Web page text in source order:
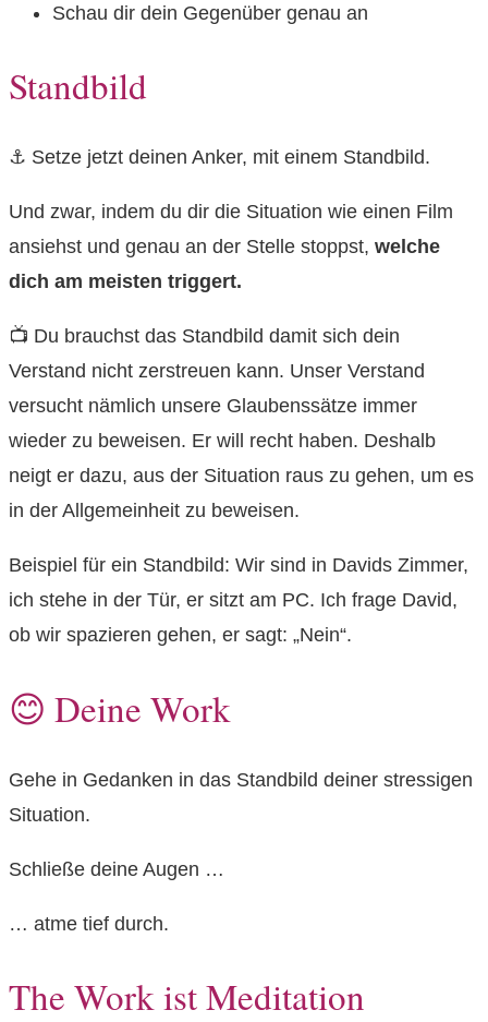
Schau dir dein Gegenüber genau an
Standbild
⚓️ Setze jetzt deinen Anker, mit einem Standbild.
Und zwar, indem du dir die Situation wie einen Film
ansiehst und genau an der Stelle stoppst, welche
dich am meisten triggert.
📺 Du brauchst das Standbild damit sich dein
Verstand nicht zerstreuen kann. Unser Verstand
versucht nämlich unsere Glaubenssätze immer
wieder zu beweisen. Er will recht haben. Deshalb
neigt er dazu, aus der Situation raus zu gehen, um es
in der Allgemeinheit zu beweisen.
Beispiel für ein Standbild: Wir sind in Davids Zimmer,
ich stehe in der Tür, er sitzt am PC. Ich frage David,
ob wir spazieren gehen, er sagt: „Nein“.
😊 Deine Work
Gehe in Gedanken in das Standbild deiner stressigen
Situation.
Schließe deine Augen …
… atme tief durch.
The Work ist Meditation